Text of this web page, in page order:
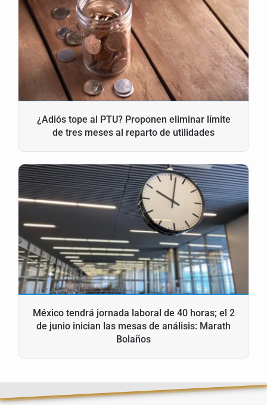
¿Adiós tope al PTU? Proponen eliminar límite
de tres meses al reparto de utilidades
México tendrá jornada laboral de 40 horas; el 2
de junio inician las mesas de análisis: Marath
Bolaños